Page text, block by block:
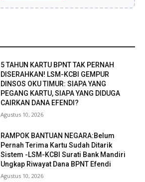
5 TAHUN KARTU BPNT TAK PERNAH
DISERAHKAN! LSM-KCBI GEMPUR
DINSOS OKU TIMUR: SIAPA YANG
PEGANG KARTU, SIAPA YANG DIDUGA
CAIRKAN DANA EFENDI?
Agustus 10, 2026
RAMPOK BANTUAN NEGARA:Belum
Pernah Terima Kartu Sudah Ditarik
Sistem -LSM-KCBI Surati Bank Mandiri
Ungkap Riwayat Dana BPNT Efendi
Agustus 10, 2026